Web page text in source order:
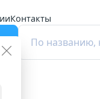
Контакты
По названию,